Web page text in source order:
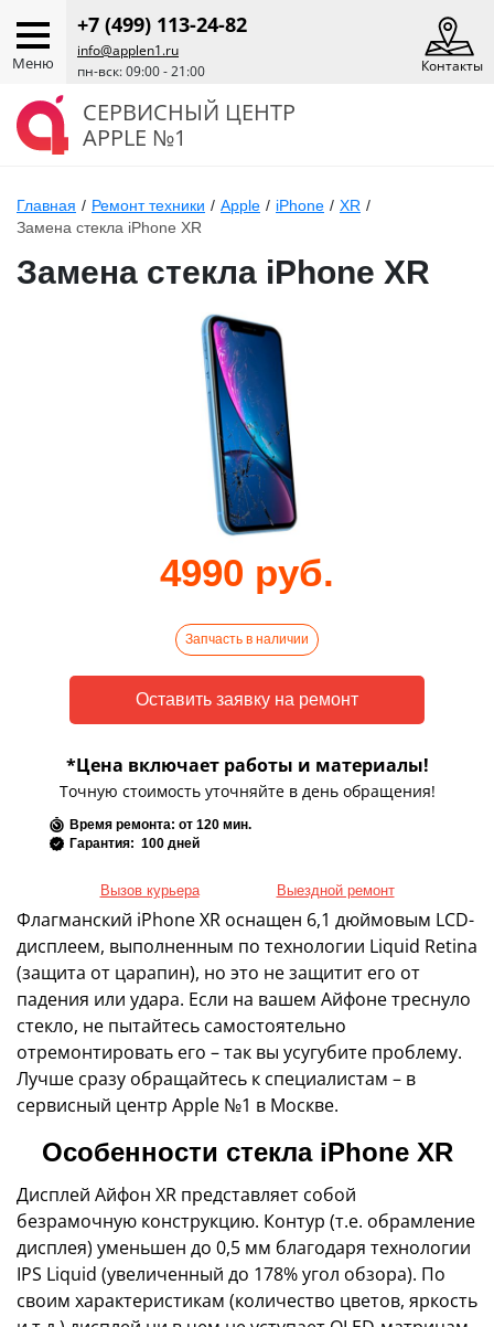
Меню
+7 (499) 113-24-82
info@applen1.ru
пн-вск: 09:00 - 21:00
Контакты
СЕРВИСНЫЙ ЦЕНТР
APPLE №1
Главная / Ремонт техники / Apple / iPhone / XR /
Замена стекла iPhone XR
Замена стекла iPhone XR
4990 руб.
Запчасть в наличии
*Цена включает работы и материалы!
Точную стоимость уточняйте в день обращения!
Время ремонта: от 120 мин.
Гарантия: 100 дней
Вызов курьера Выездной ремонт
Флагманский iPhone XR оснащен 6,1 дюймовым LCD-
дисплеем, выполненным по технологии Liquid Retina
(защита от царапин), но это не защитит его от
падения или удара. Если на вашем Айфоне треснуло
стекло, не пытайтесь самостоятельно
отремонтировать его – так вы усугубите проблему.
Лучше сразу обращайтесь к специалистам – в
сервисный центр Apple №1 в Москве.
Особенности стекла iPhone XR
Дисплей Айфон XR представляет собой
безрамочную конструкцию. Контур (т.е. обрамление
дисплея) уменьшен до 0,5 мм благодаря технологии
IPS Liquid (увеличенный до 178% угол обзора). По
своим характеристикам (количество цветов, яркость